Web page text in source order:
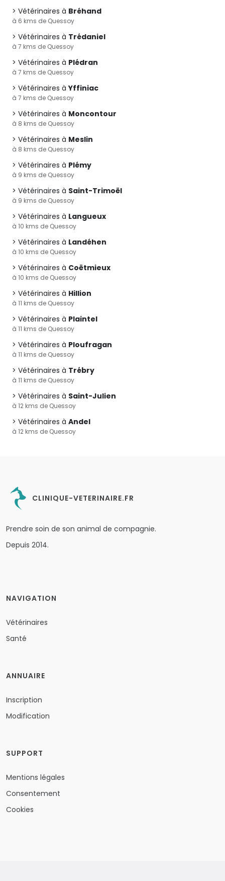
Vétérinaires à Bréhand
à 6 kms de Quessoy
Vétérinaires à Trédaniel
à 7 kms de Quessoy
Vétérinaires à Plédran
à 7 kms de Quessoy
Vétérinaires àYffiniac
à 7 kms de Quessoy
Vétérinaires à Moncontour
à 8 kms de Quessoy
Vétérinaires à Meslin
à 8 kms de Quessoy
Vétérinaires à Plémy
à 9 kms de Quessoy
Vétérinaires à Saint-Trimoël
à 9 kms de Quessoy
Vétérinaires à Langueux
à 10 kms de Quessoy
Vétérinaires à Landéhen
à 10 kms de Quessoy
Vétérinaires à Coëtmieux
à 10 kms de Quessoy
Vétérinaires à Hillion
à 11 kms de Quessoy
Vétérinaires à Plaintel
à 11 kms de Quessoy
Vétérinaires à Ploufragan
à 11 kms de Quessoy
Vétérinaires à Trébry
à 11 kms de Quessoy
Vétérinaires à Saint-Julien
à 12 kms de Quessoy
Vétérinaires à Andel
à 12 kms de Quessoy
CLINIQUE-VETERINAIRE.FR
Prendre soin de son animal de compagnie.
Depuis 2014.
NAVIGATION
Vétérinaires
Santé
ANNUAIRE
Inscription
Modification
SUPPORT
Mentions légales
Consentement
Cookies